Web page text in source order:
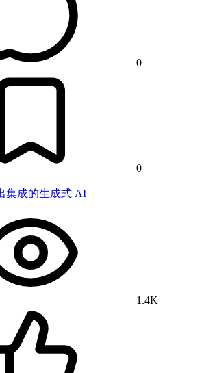
0
0
集成的生成式 AI
1.4K